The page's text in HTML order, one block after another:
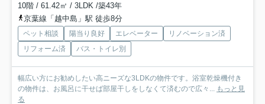
10階 / 61.42㎡ / 3LDK /築43年
京葉線「越中島」駅 徒歩8分
ペット相談 陽当り良好 エレベーター
リノベーション済
リフォーム済
バス・トイレ別
幅広い方にお勧めしたい高ニーズな3LDKの物件です。浴室乾燥機付き
の物件は、お風呂に干せば部屋干しをしなくて済むので広々...
もっと見
る